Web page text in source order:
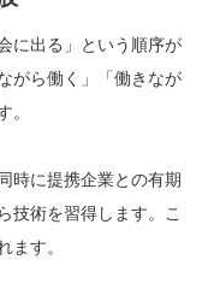
に出る」という順序が
がら働く」「働きなが
。
時に提携企業との有期
技術を習得します。こ
ます。